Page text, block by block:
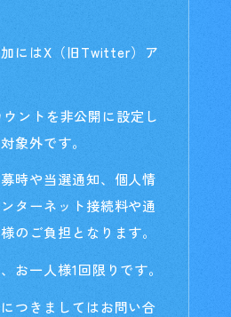
にはX（旧Twitter）ア
ントを非公開に設定し
象外です。
時や当選通知、個人情
ターネット接続料や通
のご負担となります。
お一人様1回限りです。
つきましてはお問い合